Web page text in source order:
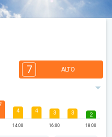
7 ALTO
4
14:00
4 3
16:00
3 2
18:00